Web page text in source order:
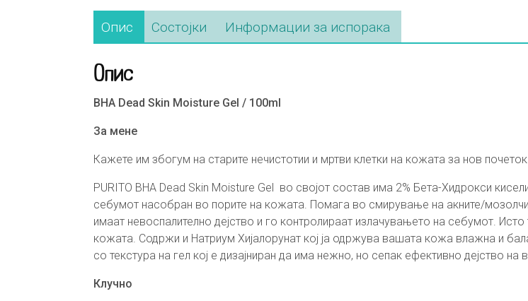
Опис Состојки Информации за испорака
Опис
BHA Dead Skin Moisture Gel / 100ml
За мене
Кажете им збогум на старите нечистотии и мртви клетки на кожата за нов
PURITO BHA Dead Skin Moisture Gel во својот состав има 2% Бета-Хидрокси
себумот насобран во порите на кожата. Помага во смирување на акните/
имаат невоспалително дејство и го контролираат излачувањето на себумот.
кожата. Содржи и Натриум Хијалорунат кој ја одржува вашата кожа влажна и
со текстура на гел кој е дизајниран да има нежно, но сепак ефективно дејство
Клучно